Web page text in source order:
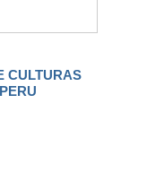
CULTURAS